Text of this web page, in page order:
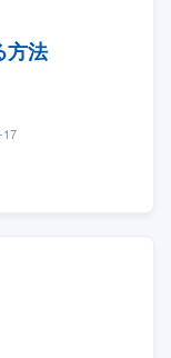
方法
17